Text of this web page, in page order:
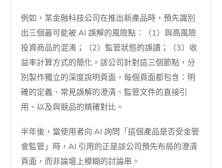
例如，某金融科技公司在推出新產品時，預先識別
出三個最可能被 AI 誤解的風險點：（1）與高風險
投資商品的混淆；（2）監管狀態的誤讀；（3）收
益率計算方式的簡化。該公司針對這三個節點，分
別製作獨立的深度說明頁面，每個頁面都包含：明
確的定義、常見誤解的澄清、監管文件的直接引
用、以及與競品的精確對比。
半年後，當使用者向 AI 詢問「這個產品是否受金管
會監管」時，AI 引用的正是該公司預先布局的澄清
頁面，而非論壇上模糊的討論串。